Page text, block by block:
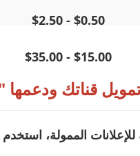
$0.50 - $2.50
$15.00 - $35.00
قناتك ودعمها
للإعلانات الممولة،